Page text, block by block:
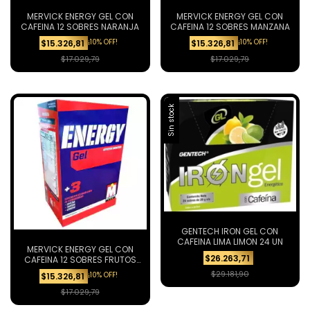
MERVICK ENERGY GEL CON
CAFEINA 12 SOBRES NARANJA
$15.326,81¡10% OFF!
$17.029,79
MERVICK ENERGY GEL CON
CAFEINA 12 SOBRES MANZANA
$15.326,81¡10% OFF!
$17.029,79
MERVICK ENERGY GEL CON
CAFEINA 12 SOBRES FRUTOS
ROJOS
$15.326,81¡10% OFF!
$17.029,79
Sin stock
GENTECH IRON GEL CON
CAFEINA LIMA LIMON 24 UN
$26.263,71
$29.181,90